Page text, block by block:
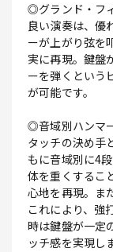
◎グランド・フ
良い演奏は、優
ーが上がり弦を
実に再現。鍵盤
ーを弾くという
が可能です。
◎音域別ハンマ
タッチの決め手
もに音域別に4
体を重くするこ
心地を再現。ま
これにより、強
時は鍵盤が一定
ッチ感を実現し